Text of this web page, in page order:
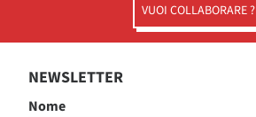
VUOI COLLABORARE ?
NEWSLETTER
Nome